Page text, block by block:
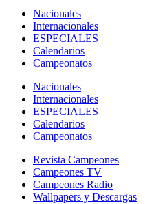
Nacionales
Internacionales
ESPECIALES
Calendarios
Campeonatos
Nacionales
Internacionales
ESPECIALES
Calendarios
Campeonatos
Revista Campeones
Campeones TV
Campeones Radio
Wallpapers y Descargas